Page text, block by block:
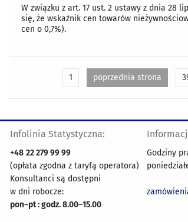
W związku z art. 17 ust. 2 ustawy z dnia 28
się, że wskaźnik cen towarów
cen o 0,7%).
1 poprzednia strona
Infolinia Statystyczna:
+48 22 279 99 99
(opłata zgodna z taryfą operatora)
Konsultanci są dostępni
w dni robocze:
pon–pt : godz. 8.00–15.00
Godziny